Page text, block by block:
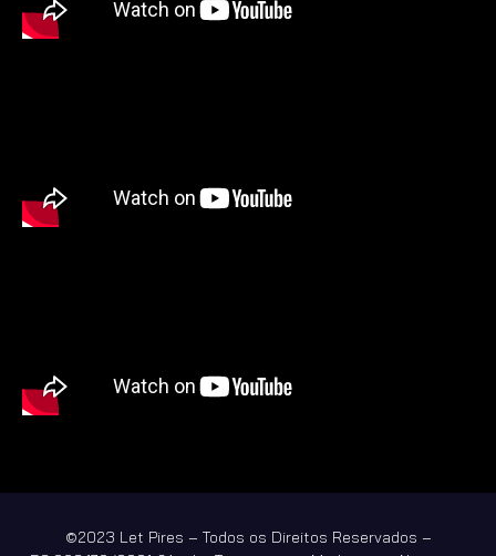
©2023 Let Pires – Todos os Direitos Reservados –